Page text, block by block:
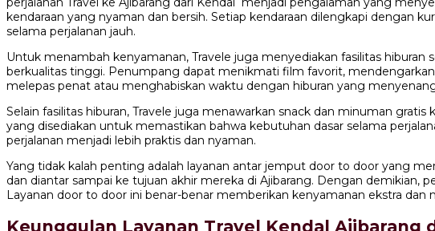
kendaraan yang nyaman dan bersih. Setiap kendaraan dilengkapi dengan
selama perjalanan jauh.
Untuk menambah kenyamanan, Travele juga menyediakan fasilitas
berkualitas tinggi. Penumpang dapat menikmati film favorit,
melepas penat atau menghabiskan waktu dengan hiburan yang
Selain fasilitas hiburan, Travele juga menawarkan snack dan minuman
yang disediakan untuk memastikan bahwa kebutuhan dasar selama
perjalanan menjadi lebih praktis dan nyaman.
Yang tidak kalah penting adalah layanan antar jemput door to door yang
dan diantar sampai ke tujuan akhir mereka di Ajibarang. Dengan
Layanan door to door ini benar-benar memberikan kenyamanan ekstra dan
Keunggulan Layanan Travel Kendal Ajibarang